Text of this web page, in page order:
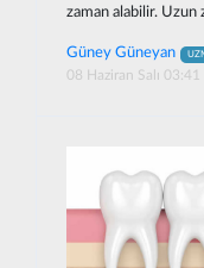
zaman alabilir. Uzun
Güney Güneyan
08 Haziran Salı 03:41